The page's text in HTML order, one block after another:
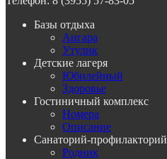
Базы отдыха
Ангара
Утулик
Детские лагеря
Юбилейный
Здоровье
Гостиничный комплекс
Номера
Описание
Санаторий-профилакторий
Родник